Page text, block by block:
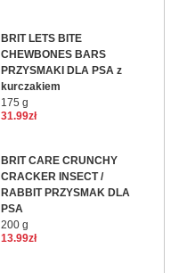
BRIT LETS BITE
CHEWBONES BARS
PRZYSMAKI DLA PSA z
kurczakiem
175 g
31.99zł
BRIT CARE CRUNCHY
CRACKER INSECT /
RABBIT PRZYSMAK DLA
PSA
200 g
13.99zł